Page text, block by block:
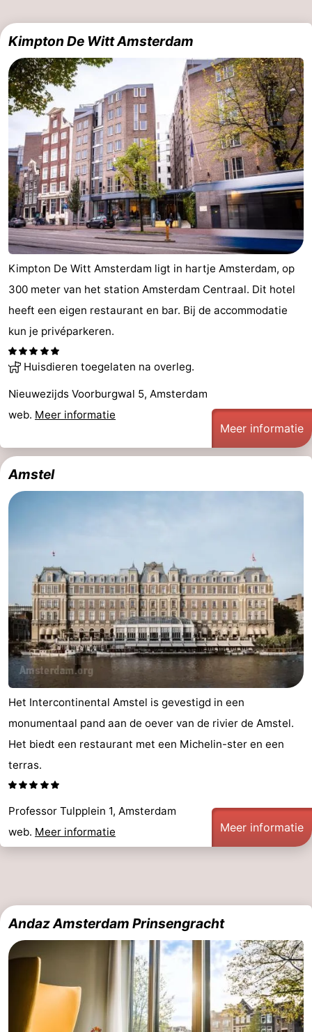
Warenhuizen
Evenementen
Uitgelicht
Grachtengordel
Coffeeshops
Homohoofdstad
Rosse
buurt
Geschiedenis
Diamantstad
Pleinen
in
het
centrum
Parken
en
tuinen
Stadsdelen
Omgeving
-
Holland
Zuid-
Holland
Praktisch
Forum
Openbaar
vervoer
Route
Centraal
Station
Schiphol
Eindhoven
Parkeren
Tips
toeristen
adressen
Weer
Contact
Kimpton De Witt Amsterdam
Kimpton De Witt Amsterdam ligt in hartje Amsterdam, op
300 meter van het station Amsterdam Centraal. Dit hotel
heeft een eigen restaurant en bar. Bij de accommodatie
kun je privéparkeren.
Huisdieren toegelaten na overleg.
Nieuwezijds Voorburgwal 5, Amsterdam
web. Meer informatie
Meer informatie
Amstel
Het Intercontinental Amstel is gevestigd in een
monumentaal pand aan de oever van de rivier de Amstel.
Het biedt een restaurant met een Michelin-ster en een
terras.
Professor Tulpplein 1, Amsterdam
web. Meer informatie Meer informatie
Andaz Amsterdam Prinsengracht